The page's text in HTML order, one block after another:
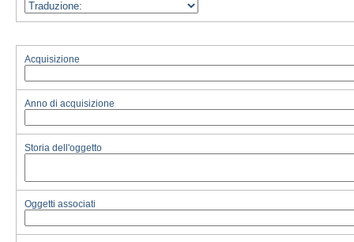
Acquisizione
Anno di acquisizione
Storia dell'oggetto
Oggetti associati